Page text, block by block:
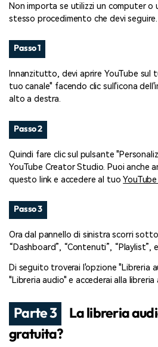
Non importa se utilizzi un computer o
stesso procedimento che devi
Passo 1
Innanzitutto, devi aprire YouTube sul
tuo canale" facendo clic sull'icona
alto a destra.
Passo 2
Quindi fare clic sul pulsante
YouTube Creator Studio. Puoi anche
questo link e accedere al tuo
Passo 3
Ora dal pannello di sinistra scorri
“Dashboard”, “Contenuti”, “Playlist”,
Di seguito troverai l'opzione "Libreria
"Libreria audio" e accederai alla libreria
Parte 3
La libreria
gratuita?